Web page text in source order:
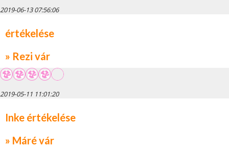
2019-06-13 07:56:06
értékelése
» Rezi vár
2019-05-11 11:01:20
Inke értékelése
» Máré vár